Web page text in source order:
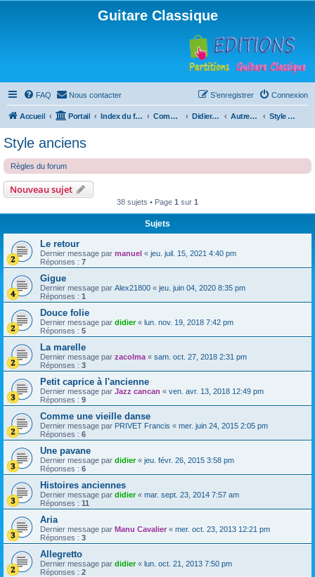
Guitare Classique
FAQ Nous contacter Connexion
S’enregistrer
Accueil Portail Index du forum Compositions Didierland Autres musiques Style anciens
Style anciens
Règles du forum
Nouveau sujet
38 sujets • Page 1 sur 1
Sujets
Le retour
Dernier message par manuel « jeu. juil. 15, 2021 4:40 pm
Réponses : 7
Gigue
Dernier message par Alex21800 « jeu. juin 04, 2020 8:35 pm
Réponses : 1
Douce folie
Dernier message par didier« lun. nov. 19, 2018 7:42 pm
Réponses : 5
La marelle
Dernier message par zacolma « sam. oct. 27, 2018 2:31 pm
Réponses : 3
Petit caprice à l'ancienne
Dernier message par Jazz cancan « ven. avr. 13, 2018 12:49 pm
Réponses : 9
Comme une vieille danse
Dernier message par PRIVET Francis « mer. juin 24, 2015 2:05 pm
Réponses : 6
Une pavane
Dernier message par didier« jeu. févr. 26, 2015 3:58 pm
Réponses : 6
Histoires anciennes
Dernier message par didier« mar. sept. 23, 2014 7:57 am
Réponses : 11
Aria
Dernier message par Manu Cavalier « mer. oct. 23, 2013 12:21 pm
Réponses : 3
Allegretto
Dernier message par didier« lun. oct. 21, 2013 7:50 pm
Réponses : 2